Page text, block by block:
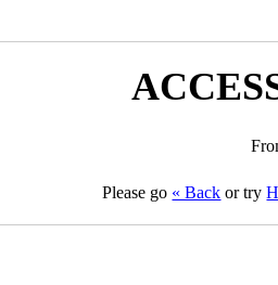
Please go « Back or try